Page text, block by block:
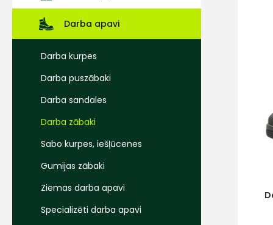
Darba apavi
Darba kurpes
Darba puszābaki
Darba sandales
Darba zābaki
Sabo kurpes, iešļūcenes
Gumijas zābaki
Ziemas darba apavi
Specializēti darba apavi